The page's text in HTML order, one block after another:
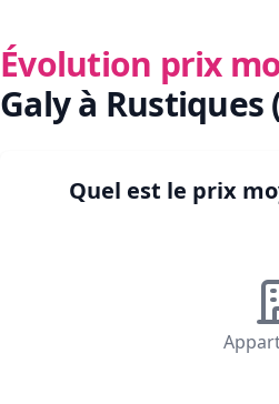
Évolution prix
Galy à Rustiques
Quel est le prix